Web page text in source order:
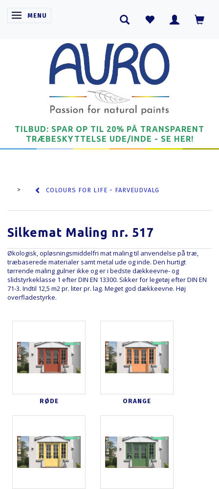
SKIFTE NAVIGATION
MENU
TILBUD: SPAR OP TIL 20% PÅ TRANSPARENT
TRÆBESKYTTELSE UDE/INDE - SE HER!
COLOURS FOR LIFE - FARVEUDVALG
Silkemat Maling nr. 517
Økologisk, opløsningsmiddelfri mat maling til anvendelse på træ,
træbaserede materialer samt metal ude og inde. Den hurtigt
tørrende maling gulner ikke og er i bedste dækkeevne- og
slidstyrkeklasse 1 efter DIN EN 13300. Sikker for legetøj efter DIN EN
71-3. Indtil 12,5 m2 pr. liter pr. lag. Meget god dækkeevne. Høj
overfladestyrke.
RØDE ORANGE